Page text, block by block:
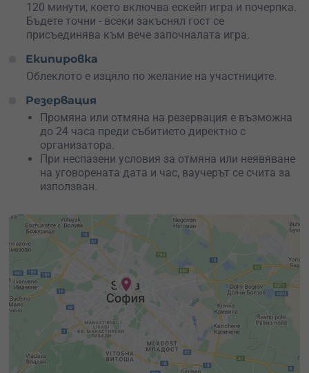
120 минути, което включва ескейп игра и почерпка.
Бъдете точни - всеки закъснял гост се
присъединява към вече започналата игра.
Екипировка
Облеклото е изцяло по желание на участниците.
Резервация
Промяна или отмяна на резервация е възможна
до 24 часа преди събитието директно с
организатора.
При неспазени условия за отмяна или неявяване
на уговорената дата и час, ваучерът се счита за
използван.